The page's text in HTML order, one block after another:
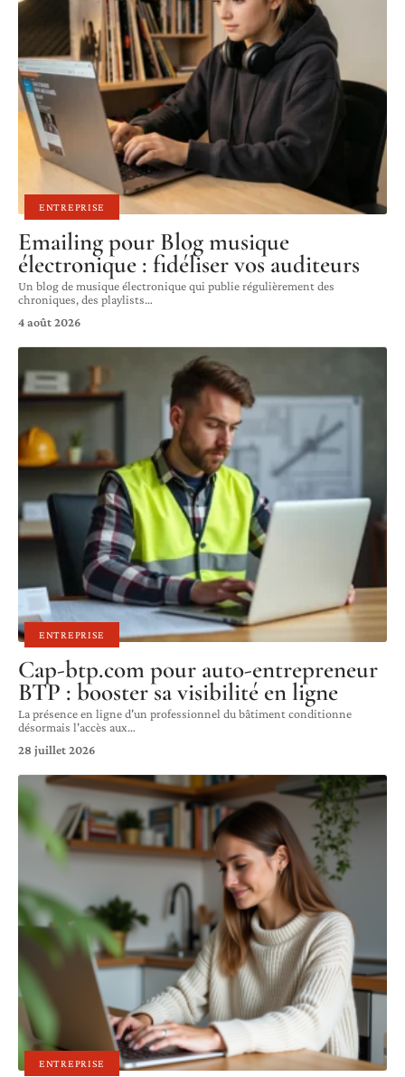
ENTREPRISE
Emailing pour Blog musique
électronique : fidéliser vos auditeurs
Un blog de musique électronique qui publie régulièrement des
chroniques, des playlists…
4 août 2026
ENTREPRISE
Cap-btp.com pour auto-entrepreneur
BTP : booster sa visibilité en ligne
La présence en ligne d'un professionnel du bâtiment conditionne
désormais l'accès aux…
28 juillet 2026
ENTREPRISE